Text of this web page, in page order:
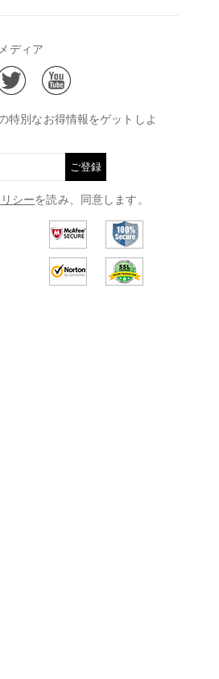
基づく表示
れ
ついて
特別なお得情報をゲットしよ
ご登録
シーを読み、同意します。
ディア